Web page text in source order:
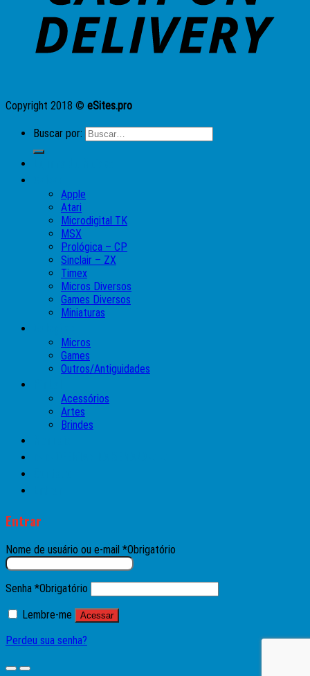
Copyright 2018 © eSites.pro
Buscar por:
Apple
Atari
Microdigital TK
MSX
Prológica – CP
Sinclair – ZX
Timex
Micros Diversos
Games Diversos
Miniaturas
Micros
Games
Outros/Antiguidades
Acessórios
Artes
Brindes
Entrar
Nome de usuário ou e-mail *Obrigatório
Senha *Obrigatório
Lembre-me
Acessar
Perdeu sua senha?